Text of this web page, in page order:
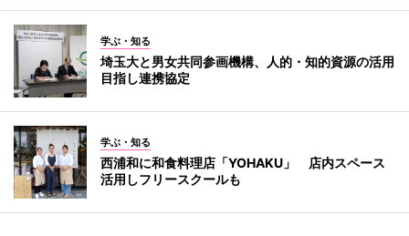
学ぶ・知る
埼玉大と男女共同参画機構、人的・知的資源の活用
目指し連携協定
学ぶ・知る
西浦和に和食料理店「YOHAKU」 店内スペース
活用しフリースクールも